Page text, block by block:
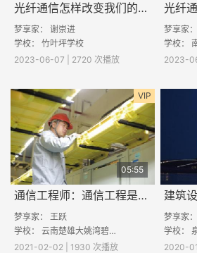
光纤通信怎样改变我们的世界(二)
梦享家： 谢崇进
学校： 竹叶坪学校
2023-06-07 | 2720 次播放
梦享家
学校：
2023-
VIP
05:55
通信工程师：通信工程是做什么的
梦享家： 王跃
学校： 云南楚雄大姚湾碧中学
2021-02-02 | 1930 次播放
梦享家：
学校：
2020-